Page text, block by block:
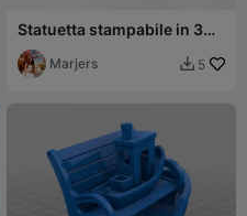
Statuetta stampabile in 3D
di uomo seduto su una
panchina, Varie
Marjers  5